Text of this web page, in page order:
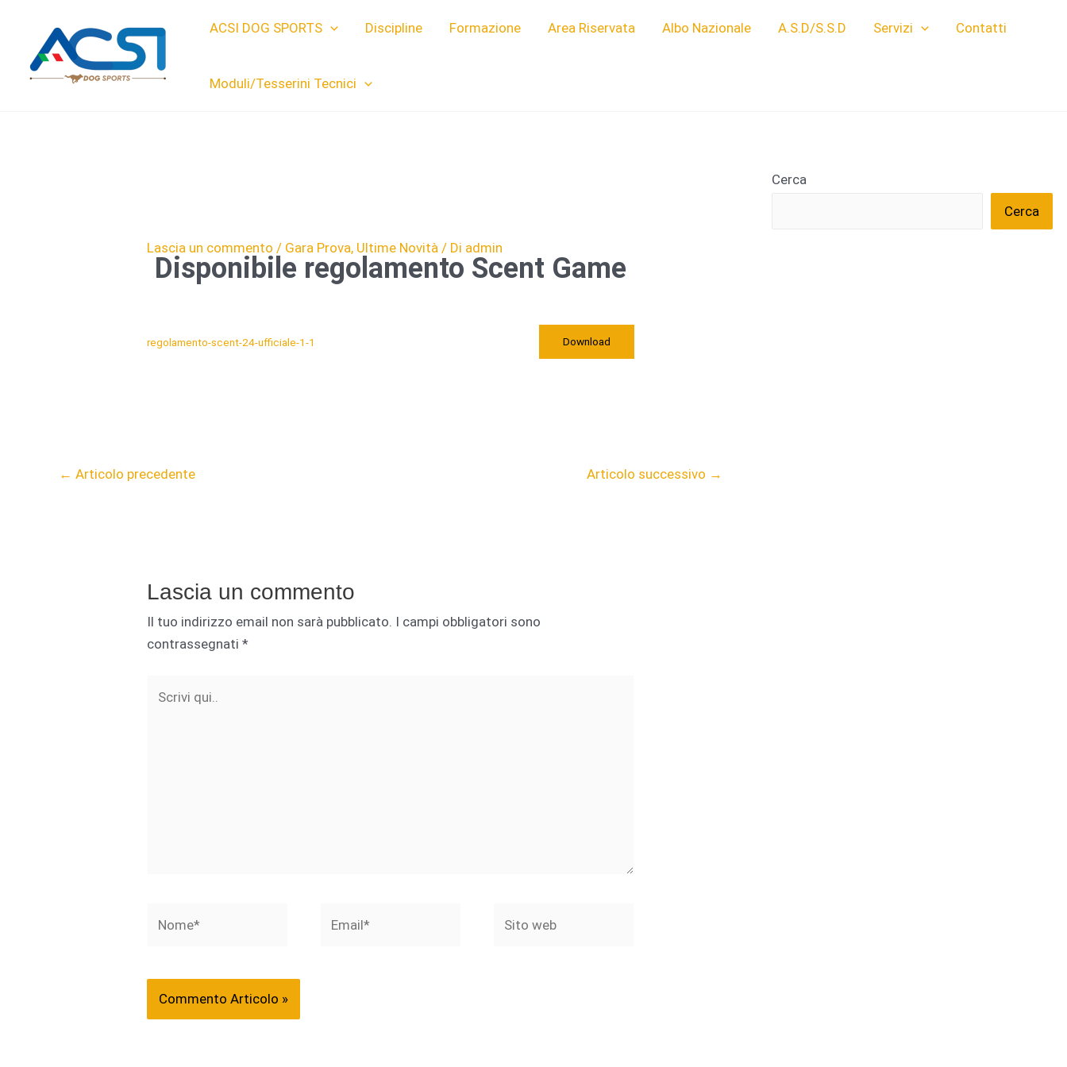
contenuto
ACSI DOG SPORTS Discipline Formazione Area Riservata Albo Nazionale A.S.D/S.S.D Servizi Contatti
Moduli/Tesserini Tecnici
Lascia un commento / Gara Prova, Ultime Novità / Di admin
Disponibile regolamento Scent Game
regolamento-scent-24-ufficiale-1-1 Download
← Articolo precedente Articolo successivo →
Lascia un commento
Il tuo indirizzo email non sarà pubblicato. I campi obbligatori sono
contrassegnati*
Cerca
Cerca